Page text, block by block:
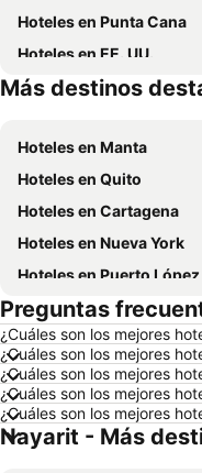
Hoteles en Punta Cana
Hoteles en EE. UU.
Hoteles en Lima
Más destinos
Hoteles en Manta
Hoteles en Quito
Hoteles en Cartagena
Hoteles en Nueva York
Hoteles en Puerto López
Hoteles en Zorritos
Hoteles en Roma
Hoteles en Riobamba
Hoteles en Ambato
Hoteles en Loja
Preguntas
¿Cuáles son los mejores
¿Cuáles son los mejores
¿Cuáles son los mejores
¿Cuáles son los mejores
¿Cuáles son los mejores
Nayarit - Más